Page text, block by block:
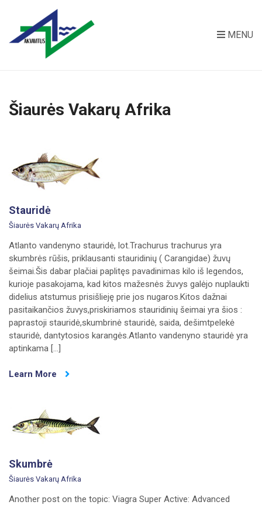
MENU
Šiaurės Vakarų Afrika
Stauridė
Šiaurės Vakarų Afrika
Atlanto vandenyno stauridė, lot.Trachurus trachurus yra
skumbrės rūšis, priklausanti stauridinių ( Carangidae) žuvų
šeimai.Šis dabar plačiai paplitęs pavadinimas kilo iš legendos,
kurioje pasakojama, kad kitos mažesnės žuvys galėjo nuplaukti
didelius atstumus prisišlieję prie jos nugaros.Kitos dažnai
pasitaikančios žuvys,priskiriamos stauridinių šeimai yra šios :
paprastoji stauridė,skumbrinė stauridė, saida, dešimtpelekė
stauridė, dantytosios karangės.Atlanto vandenyno stauridė yra
aptinkama […]
Learn More
Skumbrė
Šiaurės Vakarų Afrika
Another post on the topic: Viagra Super Active: Advanced